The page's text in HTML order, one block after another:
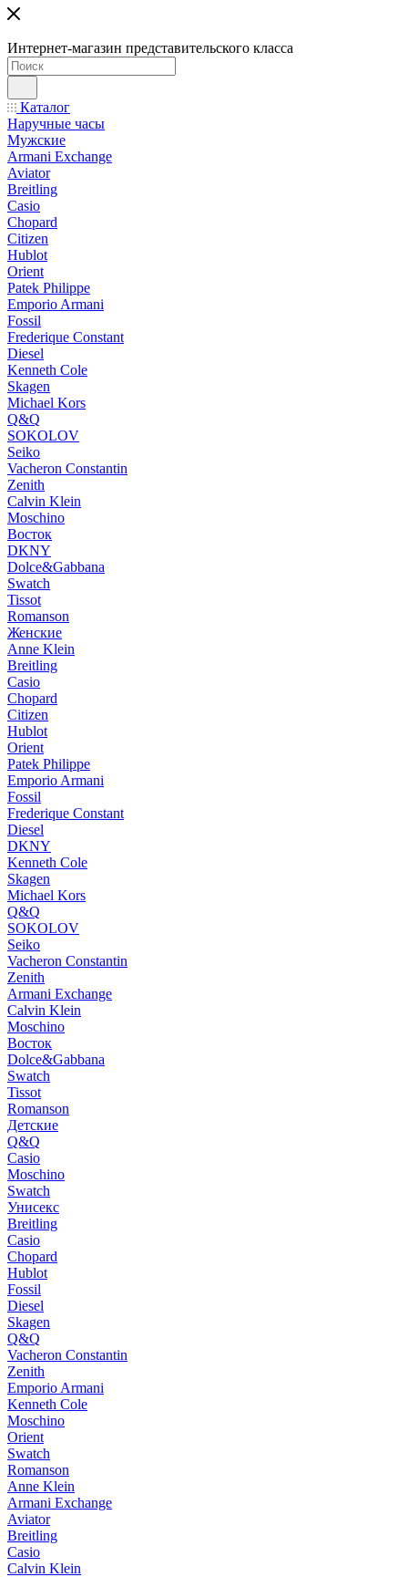
Интернет-магазин представительского класса
Каталог
Наручные часы
Мужские
Armani Exchange
Aviator
Breitling
Casio
Chopard
Citizen
Hublot
Orient
Patek Philippe
Emporio Armani
Fossil
Frederique Constant
Diesel
Kenneth Cole
Skagen
Michael Kors
Q&Q
SOKOLOV
Seiko
Vacheron Constantin
Zenith
Calvin Klein
Moschino
Восток
DKNY
Dolce&Gabbana
Swatch
Tissot
Romanson
Женские
Anne Klein
Breitling
Casio
Chopard
Citizen
Hublot
Orient
Patek Philippe
Emporio Armani
Fossil
Frederique Constant
Diesel
DKNY
Kenneth Cole
Skagen
Michael Kors
Q&Q
SOKOLOV
Seiko
Vacheron Constantin
Zenith
Armani Exchange
Calvin Klein
Moschino
Восток
Dolce&Gabbana
Swatch
Tissot
Romanson
Детские
Q&Q
Casio
Moschino
Swatch
Унисекс
Breitling
Casio
Chopard
Hublot
Fossil
Diesel
Skagen
Q&Q
Vacheron Constantin
Zenith
Emporio Armani
Kenneth Cole
Moschino
Orient
Swatch
Romanson
Anne Klein
Armani Exchange
Aviator
Breitling
Casio
Calvin Klein